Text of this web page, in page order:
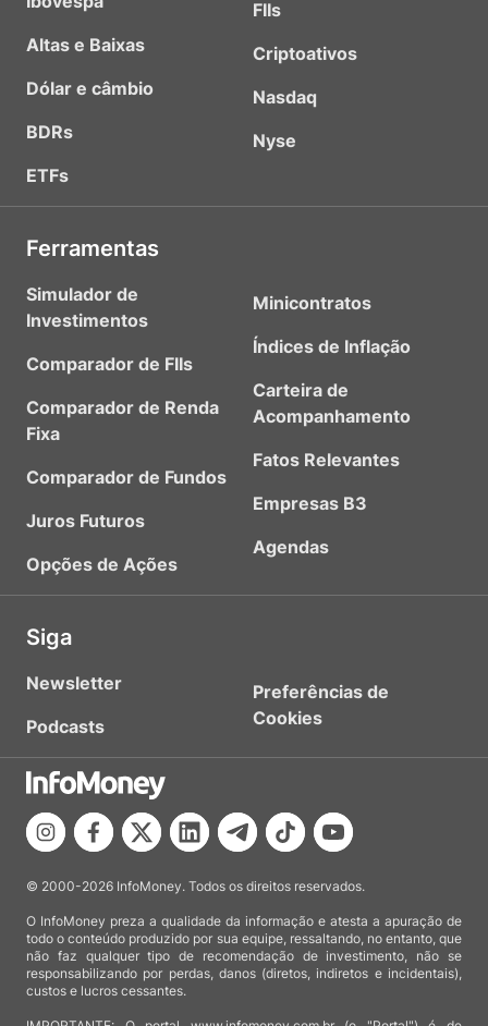
Altas e Baixas
Dólar e câmbio
BDRs
ETFs
FIIs
Criptoativos
Nasdaq
Nyse
Ferramentas
Simulador de
Investimentos
Comparador de FIIs
Comparador de Renda
Fixa
Comparador de Fundos
Juros Futuros
Opções de Ações
Minicontratos
Índices de Inflação
Carteira de
Acompanhamento
Fatos Relevantes
Empresas B3
Agendas
Siga
Newsletter
Podcasts
Preferências de
Cookies
© 2000-2026 InfoMoney. Todos os direitos reservados.
O InfoMoney preza a qualidade da informação e atesta a apuração de
todo o conteúdo produzido por sua equipe, ressaltando, no entanto, que
não faz qualquer tipo de recomendação de investimento, não se
responsabilizando por perdas, danos (diretos, indiretos e incidentais),
custos e lucros cessantes.